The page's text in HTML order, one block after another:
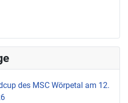
des MSC Wörpetal am 12.